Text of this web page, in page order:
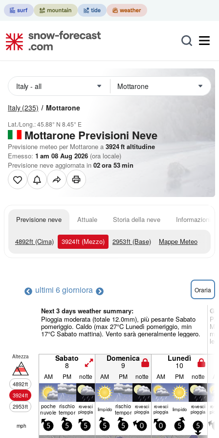
Italy (235) Mottarone
Lat./Long.:45.88° N 8.45° E
Mottarone Previsioni Neve
Previsione meteo per Mottarone a 3924ft altitudine
Emesso: 1 am 08 Aug 2026 (ora locale)
Previsione neve aggiornata in 02ora 53min
Previsione neve Attuale Storia della neve Informazioni
4892ft (Cima) 3924ft (Mezzo) 2953ft (Base) Mappe Meteo
ultimi 6 giorniora Oraria
Next 3 days weather summary:
Pioggia moderata (totale 12.0mm), più pesante Sabato
pomeriggio. Caldo (max 27°C Lunedì pomeriggio, min
17°C Sabato mattina). Vento sarà generalmente leggero.
Altezza
4892ft
3924ft
2953ft
Sabato
8
Domenica
9
Lunedì
10
AM PM notte AM PM notte AM PM notte
poche
nuvole
rischio
temporale
rovesci
pioggia limp­ido rischio
temporale
rovesci
pioggia
rovesci
pioggia limp­ido rovesci
pioggia
mph 5 5 5 5 5 0 0 5 5